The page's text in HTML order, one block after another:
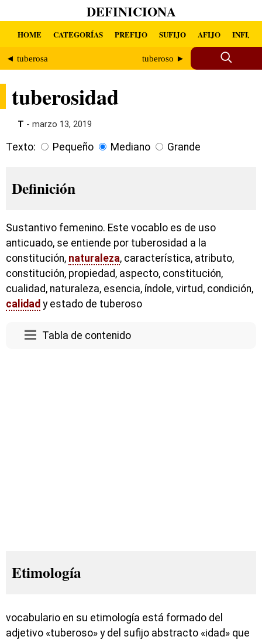
DEFINICIONA
HOME CATEGORÍAS PREFIJO SUFIJO AFIJO INFIJO
◄ tuberosa tuberoso ►
tuberosidad
T - marzo 13, 2019
Texto: Pequeño Mediano Grande
Definición
Sustantivo femenino. Este vocablo es de uso
anticuado, se entiende por tuberosidad a la
constitución, naturaleza, característica, atributo,
constitución, propiedad, aspecto, constitución,
cualidad, naturaleza, esencia, índole, virtud, condición,
calidad y estado de tuberoso
Tabla de contenido
Etimología
vocabulario en su etimología está formado del
adjetivo «tuberoso» y del sufijo abstracto «idad» que